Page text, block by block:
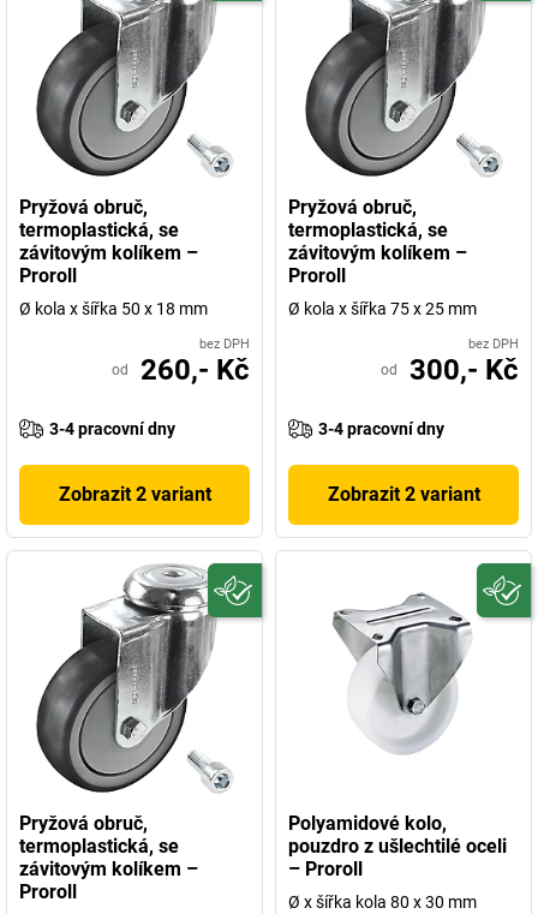
Pryžová obruč,
termoplastická, se
závitovým kolíkem –
Proroll
Ø kola x šířka 50 x 18 mm
bez DPH
od 260,- Kč
3-4 pracovní dny
Zobrazit 2 variant
Pryžová obruč,
termoplastická, se
závitovým kolíkem –
Proroll
Ø kola x šířka 75 x 25 mm
bez DPH
od 300,- Kč
3-4 pracovní dny
Zobrazit 2 variant
Pryžová obruč,
termoplastická, se
závitovým kolíkem –
Proroll
Polyamidové kolo,
pouzdro z ušlechtilé oceli
– Proroll
Ø x šířka kola 80 x 30 mm